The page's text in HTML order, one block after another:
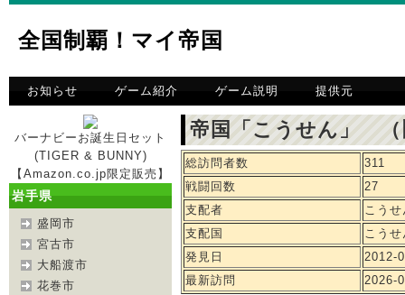
全国制覇！マイ帝国
お知らせ ゲーム紹介 ゲーム説明 提供元
バーナビーお誕生日セット
(TIGER & BUNNY)
【Amazon.co.jp限定販売】
岩手県
盛岡市
宮古市
大船渡市
花巻市
帝国「こうせん」 （
総訪問者数
311
戦闘回数
27
支配者
こうせ
支配国
こうせ
発見日
2012-
最新訪問
2026-